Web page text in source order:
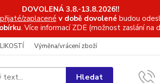
DOVOLENÁ 3.8.-13.8.2026!!
přijaté/zaplacené v době dovolené budou
. Více informací ZDE (možnost zaslání na
Výměna/vrácení zboží
Hledat